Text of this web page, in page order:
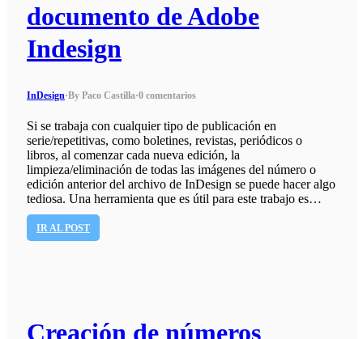
documento de Adobe
Indesign
InDesign·By Paco Castilla·0 comentarios
Si se trabaja con cualquier tipo de publicación en
serie/repetitivas, como boletines, revistas, periódicos o
libros, al comenzar cada nueva edición, la
limpieza/eliminación de todas las imágenes del número o
edición anterior del archivo de InDesign se puede hacer algo
tediosa. Una herramienta que es útil para este trabajo es…
IR AL POST
Creación de números